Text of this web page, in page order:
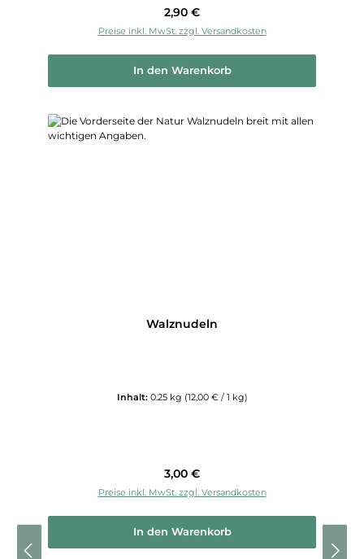
Regulärer Preis:
2,90 €
Preise inkl. MwSt. zzgl. Versandkosten
In den Warenkorb
Walznudeln
Inhalt: 0.25 kg (12,00 € / 1 kg)
Regulärer Preis:
3,00 €
Preise inkl. MwSt. zzgl. Versandkosten
In den Warenkorb